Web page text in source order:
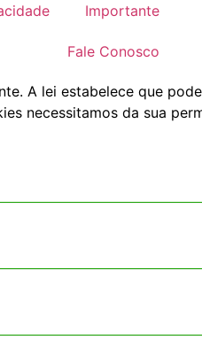
Importante
Fale Conosco
A lei estabelece que
necessitamos da sua